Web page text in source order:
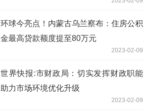
环球今亮点！内蒙古乌兰察布：住房公积
金最高贷款额度提至80万元
2023-02-09
世界快报:市财政局：切实发挥财政职能
助力市场环境优化升级
2023-02-09